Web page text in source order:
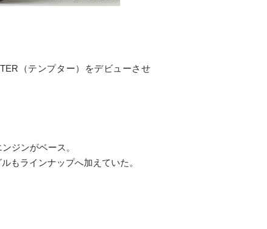
（テンプター）をデビューさせ
ジンがベース。
もラインナップへ加えていた。